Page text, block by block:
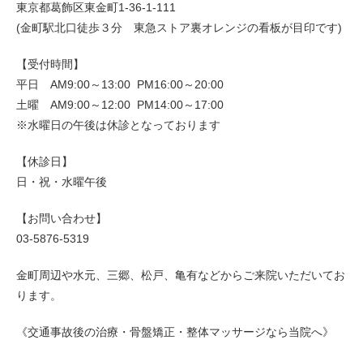
東京都葛飾区東金町1-36-1-111
(金町駅北口徒歩３分 東急ストア裏オレンジの看板が目印です)
【受付時間】
平日 AM9:00～13:00 PM16:00～20:00
土曜 AM9:00～12:00 PM14:00～17:00
※水曜日の午後は休診となっております
【休診日】
日・祝・水曜午後
【お問い合わせ】
03-5876-5319
金町周辺や水元、三郷、松戸、亀有などからご来院いただいてお
ります。
《交通事故後の治療・骨盤矯正・整体マッサージなら当院へ》